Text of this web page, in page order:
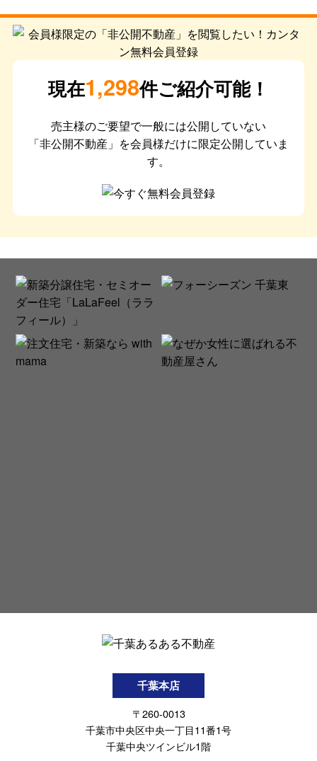
現在1,298件ご紹介可能！
売主様のご要望で一般には公開していない
「非公開不動産」を会員様だけに限定公開していま
す。
千葉本店
〒260-0013
千葉市中央区中央一丁目11番1号
千葉中央ツインビル1階